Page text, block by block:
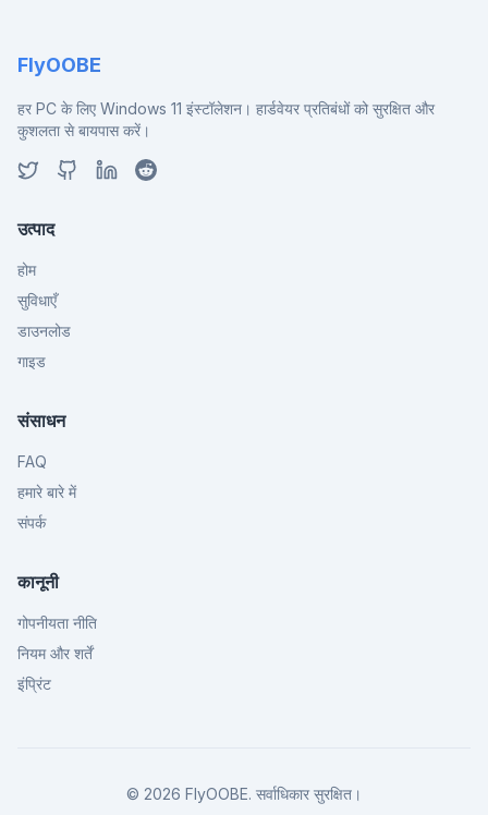
FlyOOBE
हर PC के लिए Windows 11 इंस्टॉलेशन। हार्डवेयर प्रतिबंधों को सुरक्षित और
कुशलता से बायपास करें।
उत्पाद
होम
सुविधाएँ
डाउनलोड
गाइड
संसाधन
FAQ
हमारे बारे में
संपर्क
कानूनी
गोपनीयता नीति
नियम और शर्तें
इंप्रिंट
© 2026 FlyOOBE. सर्वाधिकार सुरक्षित।